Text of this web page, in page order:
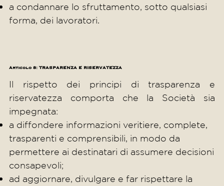
a condannare lo sfruttamento, sotto qualsiasi
forma, dei lavoratori.
Articolo 8: TRASPARENZA E RISERVATEZZA
Il rispetto dei principi di trasparenza e
riservatezza comporta che la Società sia
impegnata:
a diffondere informazioni veritiere, complete,
trasparenti e comprensibili, in modo da
permettere ai destinatari di assumere decisioni
consapevoli;
ad aggiornare, divulgare e far rispettare la